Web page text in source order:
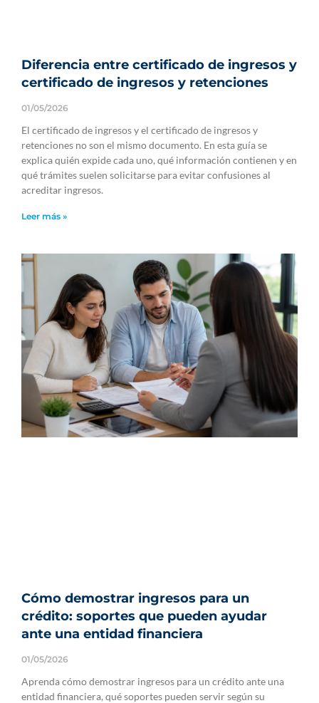
Diferencia entre certificado de ingresos y
certificado de ingresos y retenciones
01/05/2026
El certificado de ingresos y el certificado de ingresos y
retenciones no son el mismo documento. En esta guía se
explica quién expide cada uno, qué información contienen y en
qué trámites suelen solicitarse para evitar confusiones al
acreditar ingresos.
Leer más »
Cómo demostrar ingresos para un
crédito: soportes que pueden ayudar
ante una entidad financiera
01/05/2026
Aprenda cómo demostrar ingresos para un crédito ante una
entidad financiera, qué soportes pueden servir según su